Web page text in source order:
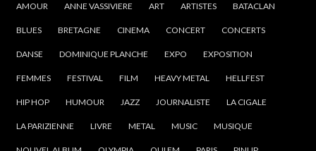
AMOUR ANNE VASSIVIERE ART ARTISTES BATACLAN
BLUES BRETAGNE CINEMA CONCERT CONCERTS
DANSE DOMINIQUE PLANCHE EXPO EXPOSITION
FEMMES FESTIVAL FILM HEAVY METAL HELLFEST
HIP HOP HUMOUR JAZZ JOURNALISTE LA CIGALE
LA PARIZIENNE LIVRE METAL MUSIC MUSIQUE